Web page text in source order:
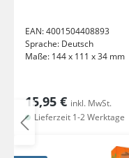
EAN:4001504408893
Sprache: Deutsch
Maße: 144 x 111 x 34 mm
15,95 € inkl. MwSt.
Lieferzeit 1-2 Werktage